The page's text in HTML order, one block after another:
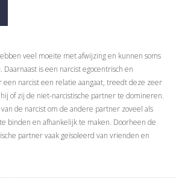
veel moeite met afwijzing en kunnen soms
is een narcist egocentrisch en
een narcist een relatie aangaat, treedt deze zeer
of zij de niet-narcistische partner te domineren.
de narcist om de andere partner zoveel als
binden en afhankelijk te maken. Doorheen de
partner vaak geïsoleerd van vrienden en